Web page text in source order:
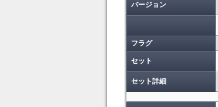
バージョン
フラグ
セット
セット詳細